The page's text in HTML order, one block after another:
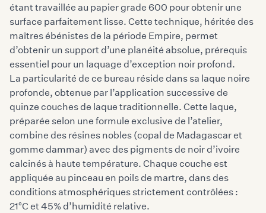
étant travaillée au papier grade 600 pour obtenir une
surface parfaitement lisse. Cette technique, héritée des
maîtres ébénistes de la période Empire, permet
d’obtenir un support d’une planéité absolue, prérequis
essentiel pour un laquage d’exception noir profond.
La particularité de ce bureau réside dans sa laque noire
profonde, obtenue par l’application successive de
quinze couches de laque traditionnelle. Cette laque,
préparée selon une formule exclusive de l’atelier,
combine des résines nobles (copal de Madagascar et
gomme dammar) avec des pigments de noir d’ivoire
calcinés à haute température. Chaque couche est
appliquée au pinceau en poils de martre, dans des
conditions atmosphériques strictement contrôlées :
21°C et 45% d’humidité relative.